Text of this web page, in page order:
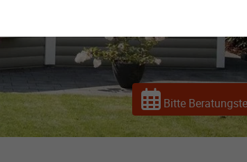
Zweck
Facebook Pixel
advertising first-party
cookie. Used by
Facebook to track visits
across websites to
deliver a series of
Bitte